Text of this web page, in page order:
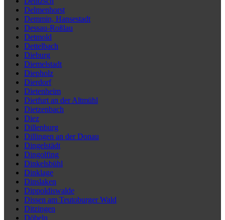
Delmenhorst
Demmin, Hansestadt
Dessau-Roßlau
Detmold
Dettelbach
Dieburg
Diemelstadt
Diepholz
Dierdorf
Dietenheim
Dietfurt an der Altmühl
Dietzenbach
Diez
Dillenburg
Dillingen an der Donau
Dingelstädt
Dingolfing
Dinkelsbühl
Dinklage
Dinslaken
Dippoldiswalde
Dissen am Teutoburger Wald
Ditzingen
Döbeln